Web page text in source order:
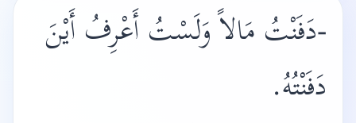
-دَفَنْتُ مَالاً وَلَسْتُ أَعْرِفُ أَيْنَ
دَفَنْتُهُ.